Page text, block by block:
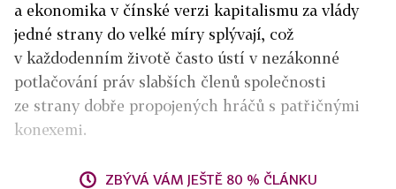
a ekonomika v čínské verzi kapitalismu za vlády
jedné strany do velké míry splývají, což
v každodenním životě často ústí v nezákonné
potlačování práv slabších členů společnosti
ze strany dobře propojených hráčů s patřičnými
konexemi.
ZBÝVÁ VÁM JEŠTĚ 80 % ČLÁNKU